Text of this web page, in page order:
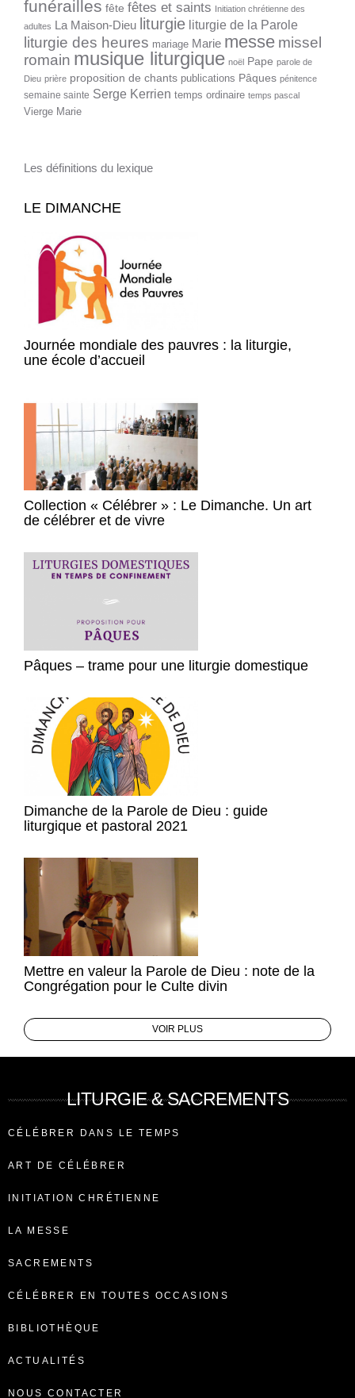
funérailles fête fêtes et saints
Initiation chrétienne des
adultes La Maison-Dieu liturgie liturgie de la Parole
liturgie des heures mariage Marie messe missel
romain musique liturgique noël Pape parole de
Dieu prière proposition de chants publications Pâques pénitence
semaine sainte Serge Kerrien temps ordinaire temps pascal
Vierge Marie
Les définitions du lexique
LE DIMANCHE
Journée mondiale des pauvres : la liturgie,
une école d’accueil
Collection « Célébrer » : Le Dimanche. Un art
de célébrer et de vivre
Pâques – trame pour une liturgie domestique
Dimanche de la Parole de Dieu : guide
liturgique et pastoral 2021
Mettre en valeur la Parole de Dieu : note de la
Congrégation pour le Culte divin
VOIR PLUS
LITURGIE & SACREMENTS
CÉLÉBRER DANS LE TEMPS
ART DE CÉLÉBRER
INITIATION CHRÉTIENNE
LA MESSE
SACREMENTS
CÉLÉBRER EN TOUTES OCCASIONS
BIBLIOTHÈQUE
ACTUALITÉS
NOUS CONTACTER